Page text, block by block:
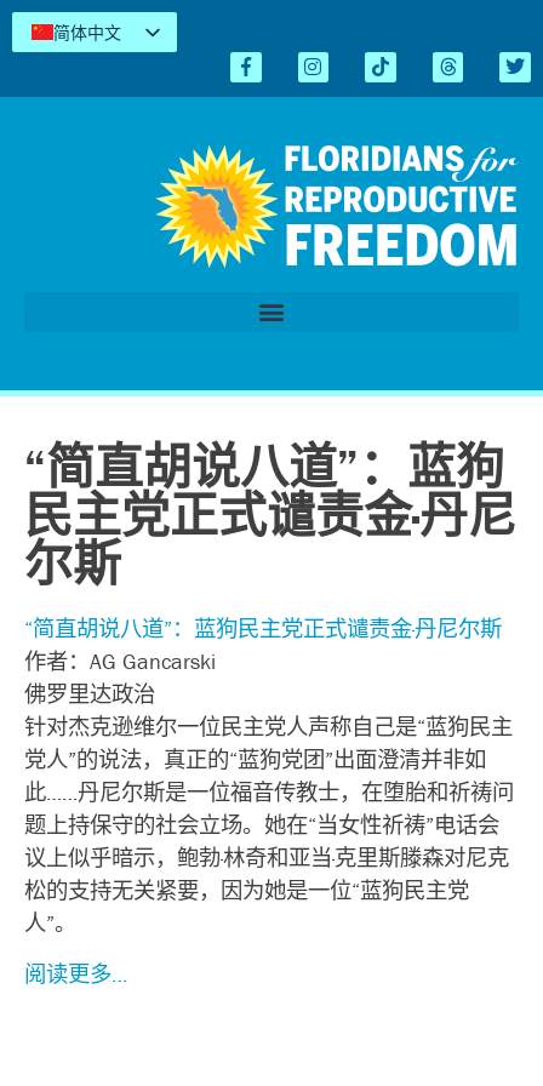
简体中文
Español
“简直胡说八道”：蓝狗
民主党正式谴责金·丹尼
尔斯
“简直胡说八道”：蓝狗民主党正式谴责金·丹尼尔斯
作者：AG Gancarski
佛罗里达政治
针对杰克逊维尔一位民主党人声称自己是“蓝狗民主
党人”的说法，真正的“蓝狗党团”出面澄清并非如
此……丹尼尔斯是一位福音传教士，在堕胎和祈祷问
题上持保守的社会立场。她在“当女性祈祷”电话会
议上似乎暗示，鲍勃·林奇和亚当·克里斯滕森对尼克
松的支持无关紧要，因为她是一位“蓝狗民主党
人”。
阅读更多…